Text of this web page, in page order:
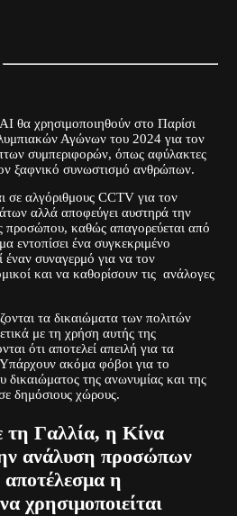
θα χρησιμοποιηθούν στο Παρίσι
Αγώνων του 2024 για τον
συμπεριφορών, όπως αφύλακτες
ξαφνικό συνωστισμό ανθρώπων.
σε αλγόριθμους CCTV για τον
αλλά αποφεύγει αυστηρά την
προσώπου, καθώς απαγορεύεται από
εντοπίσει ένα συγκεκριμένο
έναν συναγερμό για να τον
και να καθορίσουν τις ανάλογες
τα δικαιώματα των πολιτών
με τη χρήση αυτής της
ότι αποτελεί απειλή για τα
ακόμα φόβοι για το
δικαιώματος της ανωνυμίας και της
δημόσιους χώρους.
τη Γαλλία, η Κίνα
ανάλυση προσώπων
η
χρησιμοποιείται